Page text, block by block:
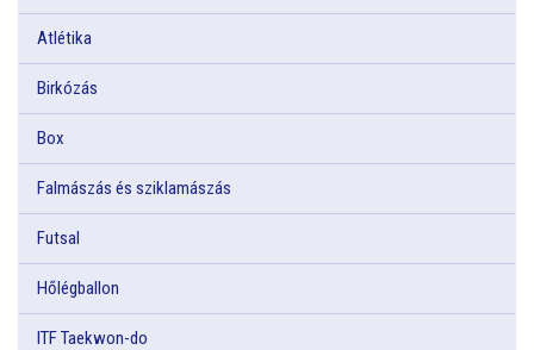
Atlétika
Birkózás
Box
Falmászás és sziklamászás
Futsal
Hőlégballon
ITF Taekwon-do